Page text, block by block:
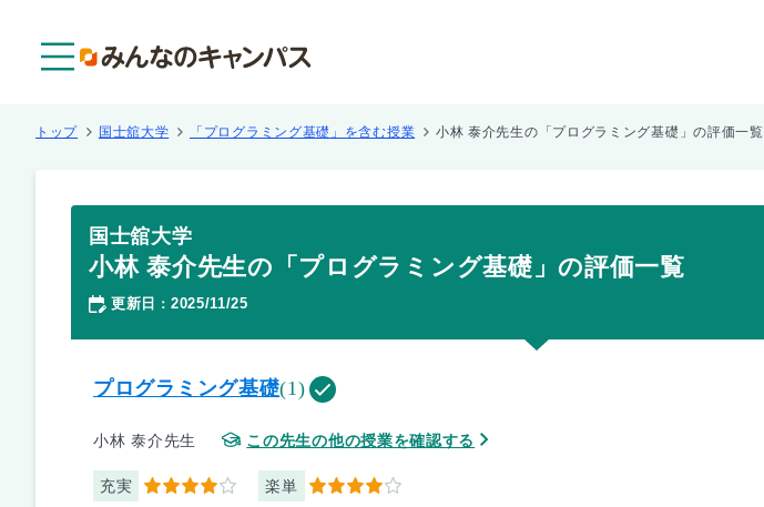
トップ 国士舘大学 「プログラミング基礎」を含む授業 小林 泰介先生の「プログラミング基礎」の評価一覧
国士舘大学
小林 泰介先生の「プログラミング基礎」の評価一覧
更新日 ： 2025/11/25
プログラミング基礎(1)
小林 泰介先生 この先生の他の授業を確認する
充実 4 楽単 4